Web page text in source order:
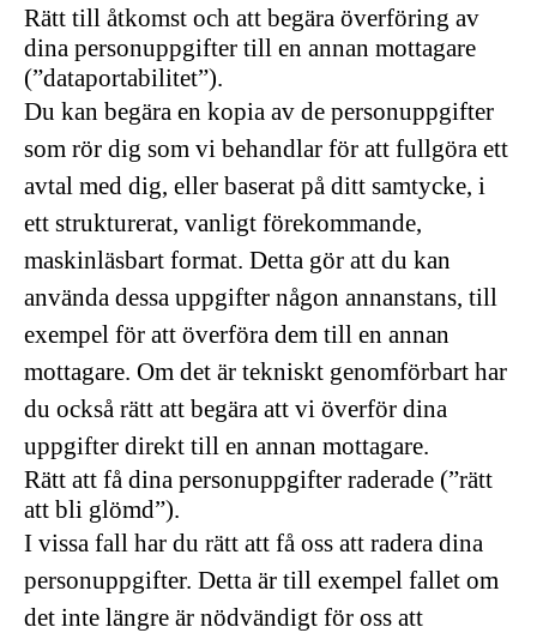
Rätt till åtkomst och att begära överföring av
dina personuppgifter till en annan mottagare
(”dataportabilitet”).
Du kan begära en kopia av de personuppgifter
som rör dig som vi behandlar för att fullgöra ett
avtal med dig, eller baserat på ditt samtycke, i
ett strukturerat, vanligt förekommande,
maskinläsbart format. Detta gör att du kan
använda dessa uppgifter någon annanstans, till
exempel för att överföra dem till en annan
mottagare. Om det är tekniskt genomförbart har
du också rätt att begära att vi överför dina
uppgifter direkt till en annan mottagare.
Rätt att få dina personuppgifter raderade (”rätt
att bli glömd”).
I vissa fall har du rätt att få oss att radera dina
personuppgifter. Detta är till exempel fallet om
det inte längre är nödvändigt för oss att